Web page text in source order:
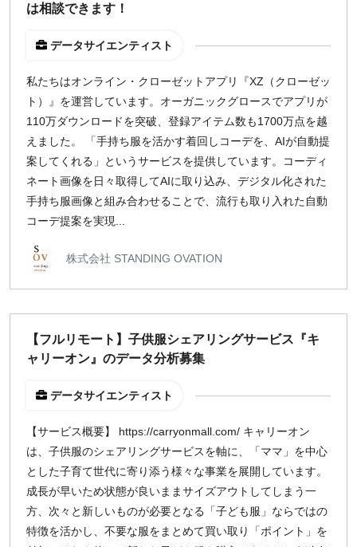
は相談できます！
データサイエンティスト
私たちはオンライン・クローゼットアプリ『XZ（クローゼッ
ト）』を運営しています。オーガニックグロースでアプリが
110万ダウンロードを突破、登録アイテム数も1700万点を越
えました。 「手持ち服を活かす着回しコーデを、AIが自動提
案してくれる」というサービスを提供しています。コーディ
ネート画像を日々取得してAIに取り込み、デジタル化された
手持ち服画像と組み合わせることで、流行も取り入れた自動
コーデ提案を実現...
株式会社 STANDING OVATION
【フルリモート】子供服シェアリングサービス『キ
ャリーオン』のデータ分析募集
データサイエンティスト
【サービス概要】 https://carryonmall.com/ キャリーオン
は、子供服のシェアリングサービスを軸に、「ママ」を中心
とした子育て世代に寄り添う様々な事業を展開しています。
成長が早いため状態が良いままサイズアウトしてしまう一
方、次々と新しいものが必要となる「子ども服」ならではの
特徴を活かし、不要な服をまとめて買い取り「ポイント」を